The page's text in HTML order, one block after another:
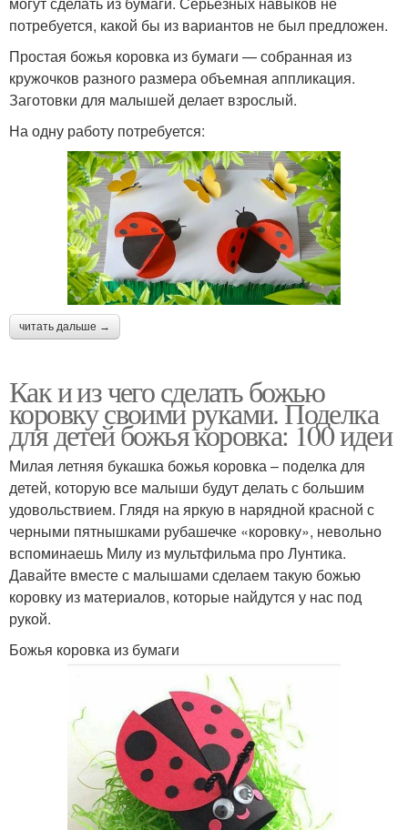
потребуется, какой бы из вариантов не был предложен.
Простая божья коровка из бумаги — собранная из
кружочков разного размера объемная аппликация.
Заготовки для малышей делает взрослый.
На одну работу потребуется:
читать дальше →
Как и из чего сделать божью
коровку своими руками. Поделка
для детей божья коровка: 100 идеи
Милая летняя букашка божья коровка – поделка для
детей, которую все малыши будут делать с большим
удовольствием. Глядя на яркую в нарядной красной с
черными пятнышками рубашечке «коровку», невольно
вспоминаешь Милу из мультфильма про Лунтика.
Давайте вместе с малышами сделаем такую божью
коровку из материалов, которые найдутся у нас под
рукой.
Божья коровка из бумаги